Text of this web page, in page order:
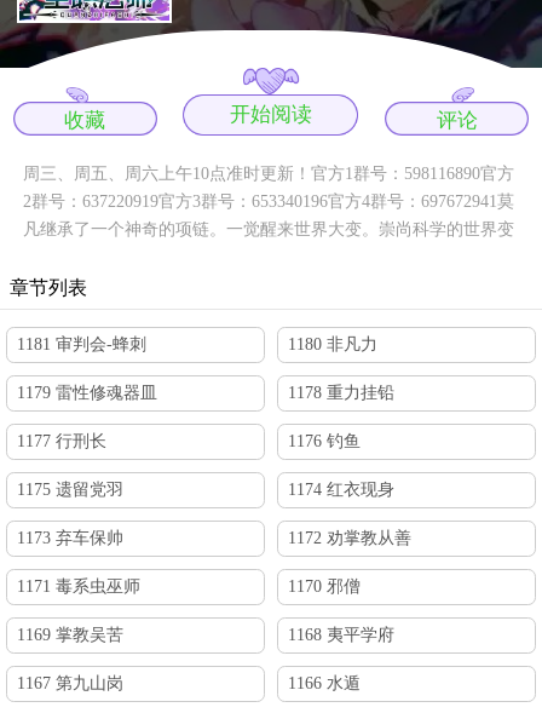
收藏 开始阅读 评论
周三、周五、周六上午10点准时更新！官方1群号：598116890官方
2群号：637220919官方3群号：653340196官方4群号：697672941莫
凡继承了一个神奇的项链。一觉醒来世界大变。崇尚科学的世界变
却是全系全能法师！
章节列表
1181 审判会-蜂刺 1180 非凡力
1179 雷性修魂器皿 1178 重力挂铅
1177 行刑长 1176 钓鱼
1175 遗留党羽 1174 红衣现身
1173 弃车保帅 1172 劝掌教从善
1171 毒系虫巫师 1170 邪僧
1169 掌教吴苦 1168 夷平学府
1167 第九山岗 1166 水遁